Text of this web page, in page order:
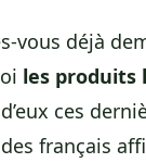
vous déjà
les produits
ces
des français